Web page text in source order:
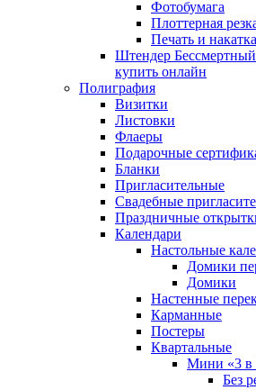
Фотобумага
Плоттерная
Печать и
Штендер
купить онлайн
Полиграфия
Визитки
Листовки
Флаеры
Подарочные
Бланки
Пригласительные
Свадебные
Праздничные
Календари
Настольные
Домики
Домики
Настенные
Карманные
Постеры
Квартальные
Мини «3 в
Без